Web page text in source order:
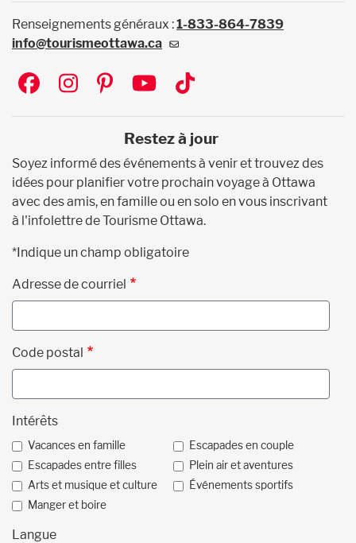
Renseignements généraux :1-833-864-7839
info@tourismeottawa.ca
Social
Restez à jour
Soyez informé des événements à venir et trouvez des
idées pour planifier votre prochain voyage à Ottawa
avec des amis, en famille ou en solo en vous inscrivant
à l'infolettre de Tourisme Ottawa.
*Indique un champ obligatoire
Adresse de courriel
Code postal
Intérêts
Vacances en famille
Escapades en couple
Escapades entre filles
Plein air et aventures
Arts et musique et culture
Événements sportifs
Manger et boire
Langue